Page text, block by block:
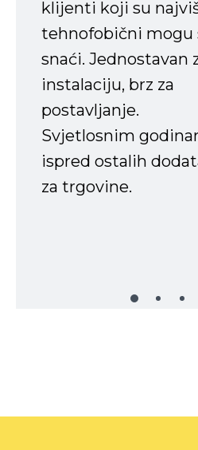
klijenti koji su
tehnofobični mogu
snaći. Jednostavan
instalaciju, brz za
postavljanje.
Svjetlosnim
ispred ostalih
za trgovine.